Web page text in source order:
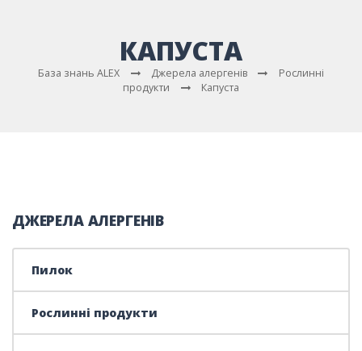
КАПУСТА
База знань ALEX Джерела алергенів
Рослинні
продукти
Капуста
ДЖЕРЕЛА АЛЕРГЕНІВ
Пилок
Рослинні продукти